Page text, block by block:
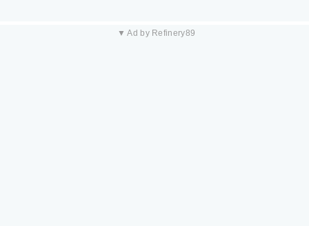
▼ Ad by Refinery89